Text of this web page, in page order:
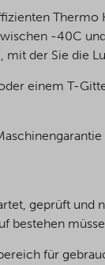
-40C
der Sie die
einem T-
geprüft und
bestehen
für